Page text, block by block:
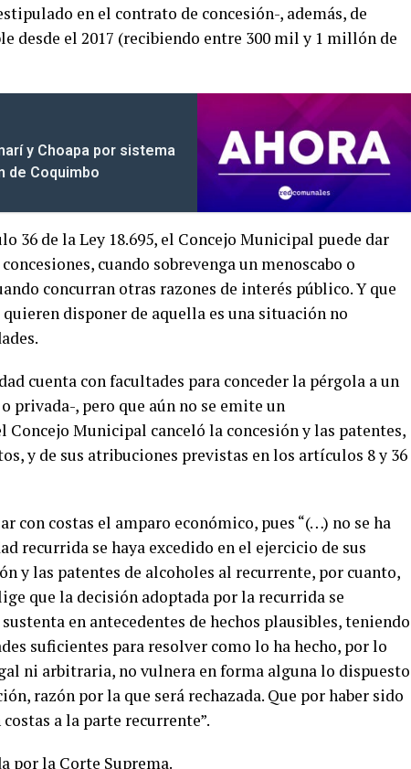
en el contrato de concesión-, además, de
desde el 2017 (recibiendo entre 300 mil y 1 millón de
y Choapa por sistema
de Coquimbo
36 de la Ley 18.695, el Concejo Municipal puede dar
cuando sobrevenga un menoscabo o
concurran otras razones de interés público. Y que
disponer de aquella es una situación no
cuenta con facultades para conceder la pérgola a un
, pero que aún no se emite un
Municipal canceló la concesión y las patentes,
y de sus atribuciones previstas en los artículos 8 y 36
con costas el amparo económico, pues “(…) no se ha
recurrida se haya excedido en el ejercicio de sus
y las patentes de alcoholes al recurrente, por cuanto,
que la decisión adoptada por la recurrida se
en antecedentes de hechos plausibles, teniendo
suficientes para resolver como lo ha hecho, por lo
ni arbitraria, no vulnera en forma alguna lo dispuesto
razón por la que será rechazada. Que por haber sido
a la parte recurrente”.
por la Corte Suprema.